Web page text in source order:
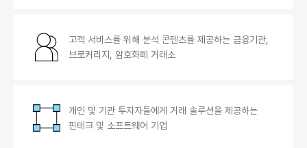
고객 서비스를 위해 분석 콘텐츠를 제공하는 금융기관,
브로커리지, 암호화폐 거래소
개인 및 기관 투자자들에게 거래 솔루션을 제공하는
핀테크 및 소프트웨어 기업